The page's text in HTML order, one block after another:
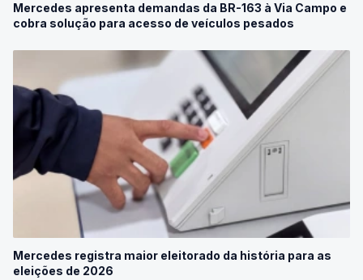
Mercedes apresenta demandas da BR-163 à Via Campo e
cobra solução para acesso de veículos pesados
Mercedes registra maior eleitorado da história para as
eleições de 2026